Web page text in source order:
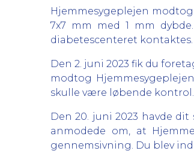
Hjemmesygeplejen
7x7 mm med 1 mm
diabetescenteret kontaktes.
Den 2. juni 2023 fik du
modtog
skulle være løbende
Den 20. juni 2023 havde
anmodede om, at
gennemsivning. Du blev